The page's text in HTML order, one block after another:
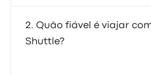
Quão fiável é viajar
Shuttle?